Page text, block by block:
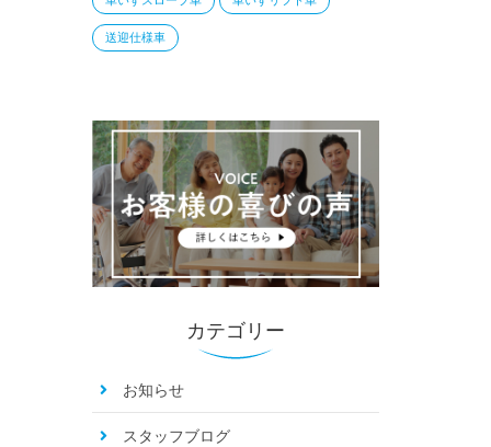
送迎仕様車
カテゴリー
お知らせ
スタッフブログ